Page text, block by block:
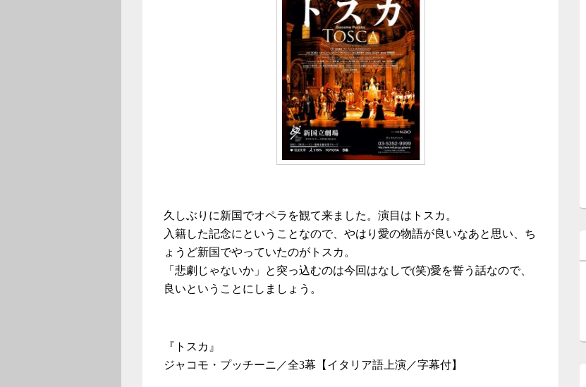
久しぶりに新国でオペラを観て来ました。演目はトスカ。
入籍した記念にということなので、やはり愛の物語が良いなあと思い、ち
ょうど新国でやっていたのがトスカ。
「悲劇じゃないか」と突っ込むのは今回はなしで(笑)愛を誓う話なので、
良いということにしましょう。
『トスカ』
ジャコモ・プッチーニ／全3幕【イタリア語上演／字幕付】